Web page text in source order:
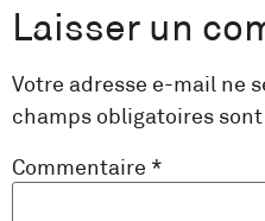
Laisser un
Votre adresse e-mail ne
champs obligatoires
Commentaire *